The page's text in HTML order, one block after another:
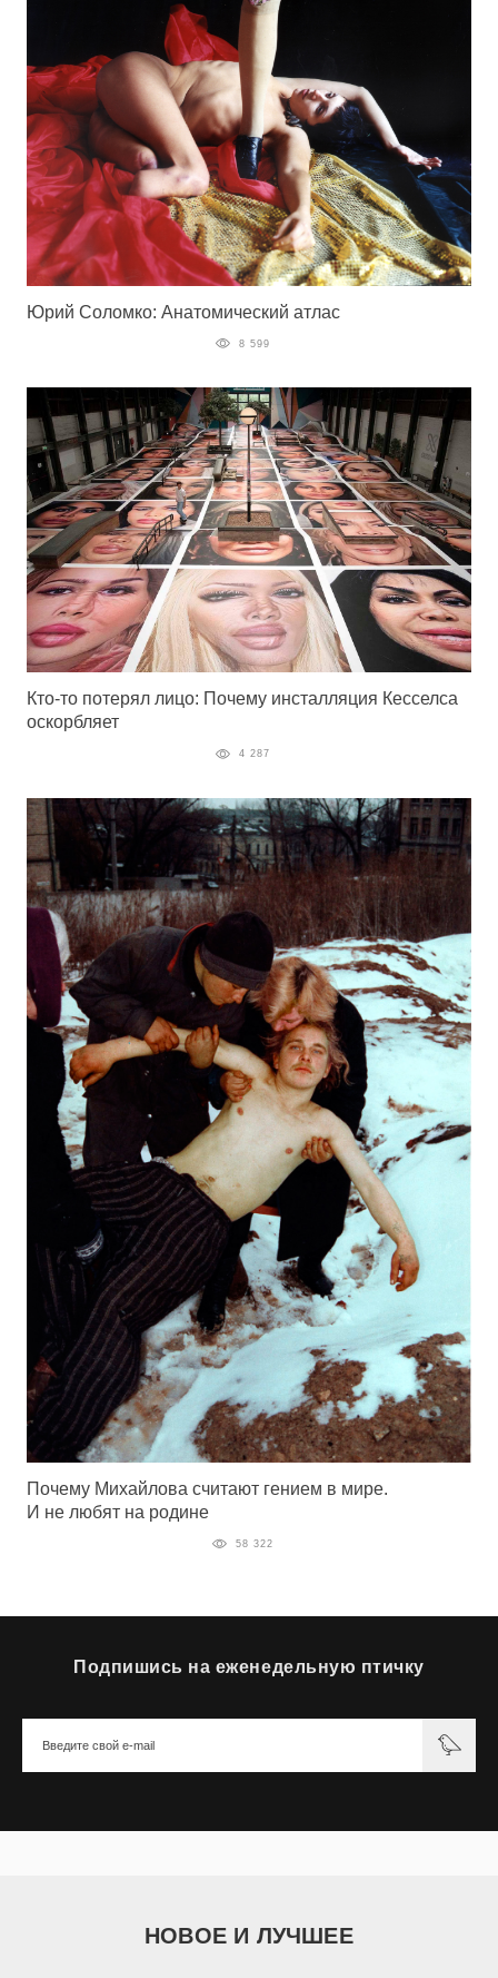
Юрий Соломко: Анатомический атлас
8 599
Кто-то потерял лицо: Почему инсталляция Кесселса
оскорбляет
4 287
Почему Михайлова считают гением в мире.
И не любят на родине
58 322
Подпишись на еженедельную птичку
НОВОЕ И ЛУЧШЕЕ